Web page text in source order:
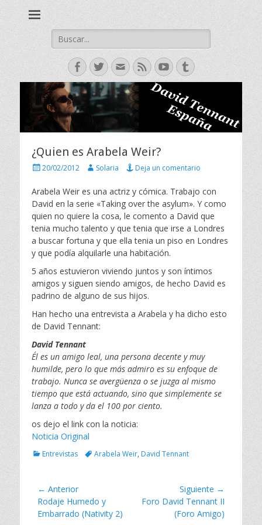
Spanish Fan Club
Buscar:
Facebook
TwitterCorreo
electrónico
Feed YouTubeTumblr
¿Quien es Arabela Weir?
P
b
l
i
c
a
d
o
l
20/02/2012
A
t
o
r
Solaria Deja un comentario
Arabela Weir es una actriz y cómica. Trabajo con
David en la serie «Taking over the asylum». Y como
quien no quiere la cosa, le comento a David que
tenia mucho talento y que tenia que irse a Londres
a buscar fortuna y que ella tenia un piso en Londres
y que podía alquilarle una habitación.
5 años estuvieron viviendo juntos y son íntimos
amigos y siguen siendo amigos, de hecho David es
padrino de alguno de sus hijos.
Han hecho una entrevista a Arabela y ha dicho esto
de David Tennant:
David Tennant
Él es un amigo leal, una persona decente y muy
humilde, pero lo que más admiro es su enfoque de
trabajo. Nunca se avergüenza o se juzga al mismo
tiempo que está actuando, sino que simplemente se
lanza a todo y da el 100 por ciento.
os dejo el link con la noticia:
Noticia Original
C
Entrevistas
E
e
t
Arabela Weir, David Tennant
Navegación
de
entradas
← Anterior
Entrada
anterior:
Rodaje Humedo y
Embarrado (Nativity 2)
Siguiente →
Entrada
Foro David Tennant II
(Foro Amigo)